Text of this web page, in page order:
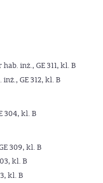
inż., GE 311, kl. B
GE 312, kl. B
304, kl. B
309, kl. B
kl. B
kl. B